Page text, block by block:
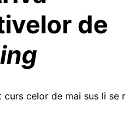
de
curs celor de mai sus li se